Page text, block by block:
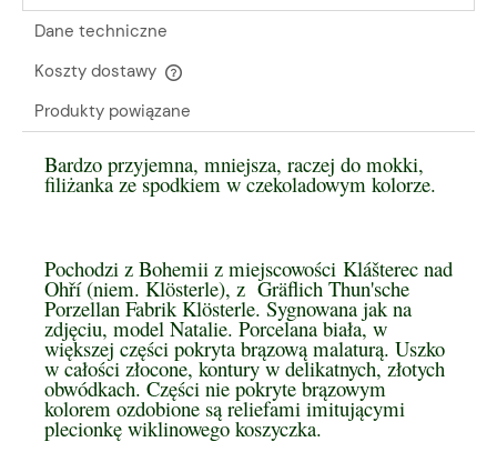
Dane techniczne
Koszty dostawy
Cena nie zawiera ewentualnych kosztów płatności
Produkty powiązane
Bardzo przyjemna, mniejsza, raczej do mokki,
filiżanka ze spodkiem w czekoladowym kolorze.
Pochodzi z Bohemii z miejscowości Klášterec nad
Ohří (niem. Klösterle), z Gräflich Thun'sche
Porzellan Fabrik Klösterle. Sygnowana jak na
zdjęciu, model Natalie. Porcelana biała, w
większej części pokryta brązową malaturą. Uszko
w całości złocone, kontury w delikatnych, złotych
obwódkach. Części nie pokryte brązowym
kolorem ozdobione są reliefami imitującymi
plecionkę wiklinowego koszyczka.